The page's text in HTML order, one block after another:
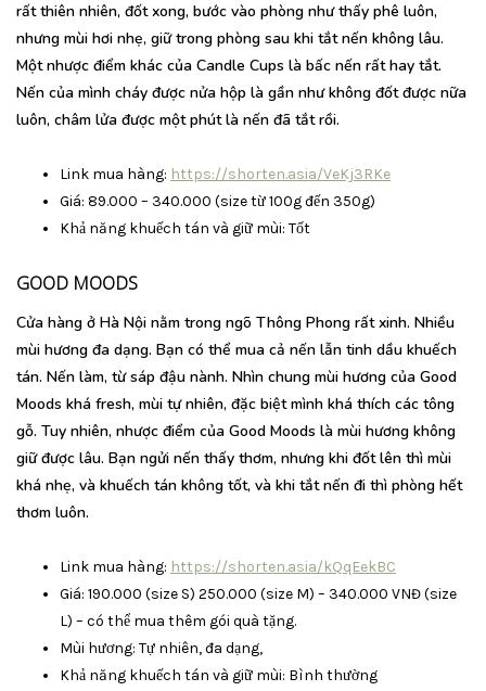
rất thiên nhiên, đốt xong, bước vào phòng như thấy phê luôn,
nhưng mùi hơi nhẹ, giữ trong phòng sau khi tắt nến không lâu.
Một nhược điểm khác của Candle Cups là bấc nến rất hay tắt.
Nến của mình cháy được nửa hộp là gần như không đốt được nữa
luôn, châm lửa được một phút là nến đã tắt rồi.
Link mua hàng: https://shorten.asia/VeKj3RKe
Giá: 89.000 – 340.000 (size từ 100g đến 350g)
Khả năng khuếch tán và giữ mùi: Tốt
GOOD MOODS
Cửa hàng ở Hà Nội nằm trong ngõ Thông Phong rất xinh. Nhiều
mùi hương đa dạng. Bạn có thể mua cả nến lẫn tinh dầu khuếch
tán. Nến làm, từ sáp đậu nành. Nhìn chung mùi hương của Good
Moods khá fresh, mùi tự nhiên, đặc biệt mình khá thích các tông
gỗ. Tuy nhiên, nhược điểm của Good Moods là mùi hương không
giữ được lâu. Bạn ngửi nến thấy thơm, nhưng khi đốt lên thì mùi
khá nhẹ, và khuếch tán không tốt, và khi tắt nến đi thì phòng hết
thơm luôn.
Link mua hàng: https://shorten.asia/kQqEekBC
Giá: 190.000 (size S) 250.000 (size M) – 340.000 VNĐ (size
L) – có thể mua thêm gói quà tặng.
Mùi hương: Tự nhiên, đa dạng,
Khả năng khuếch tán và giữ mùi: Bình thường